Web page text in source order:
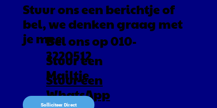
Stuur een
Mailtje
Stuur ons een berichtje of
bel, we denken graag met
je mee
Stuur een
WhatsApp
Bel ons op 010-
3220512
Solliciteer Direct